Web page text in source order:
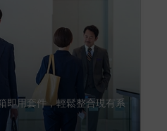
即用套件，輕鬆整合現有系